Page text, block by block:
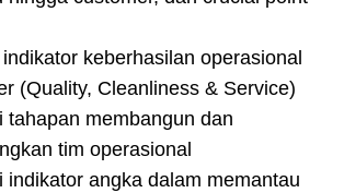
keberhasilan operasional
(Quality, Cleanliness & Service)
tahapan membangun dan
tim operasional
indikator angka dalam memantau